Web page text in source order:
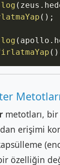
log ( zeus .
( ) ;
log ( apollo .
( )
Metotları
metotları, bir
erişimi
özelliğin